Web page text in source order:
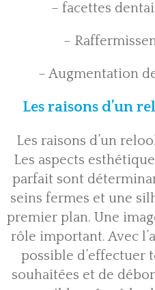
– facettes
–
– Augmentation
Les raisons d’un
Les raisons d’un
Les aspects
parfait sont
seins fermes et une
premier plan. Une
rôle important. Avec
possible d’effectuer
souhaitées et de